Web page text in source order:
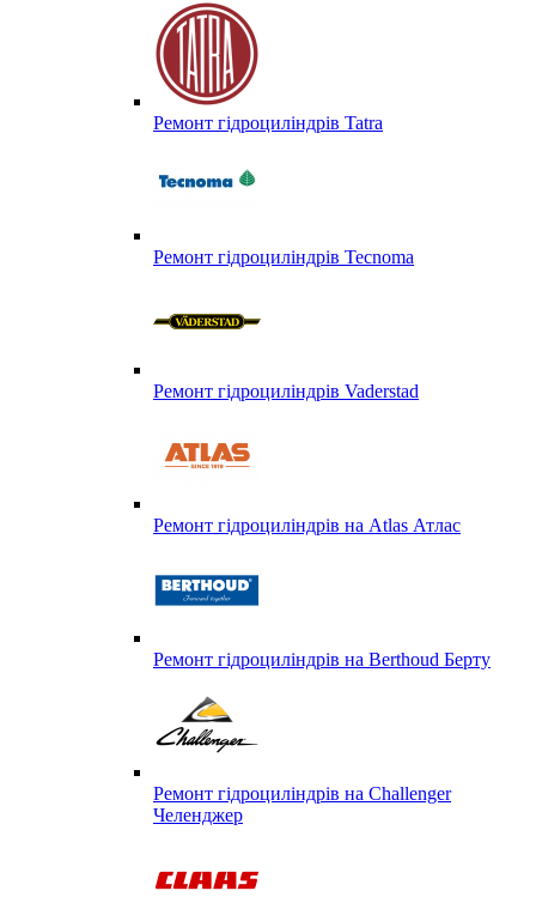
Ремонт гідроциліндрів Tatra
Ремонт гідроциліндрів Tecnoma
Ремонт гідроциліндрів Vaderstad
Ремонт гідроциліндрів на Atlas Атлас
Ремонт гідроциліндрів на Berthoud Берту
Ремонт гідроциліндрів на Challenger
Челенджер